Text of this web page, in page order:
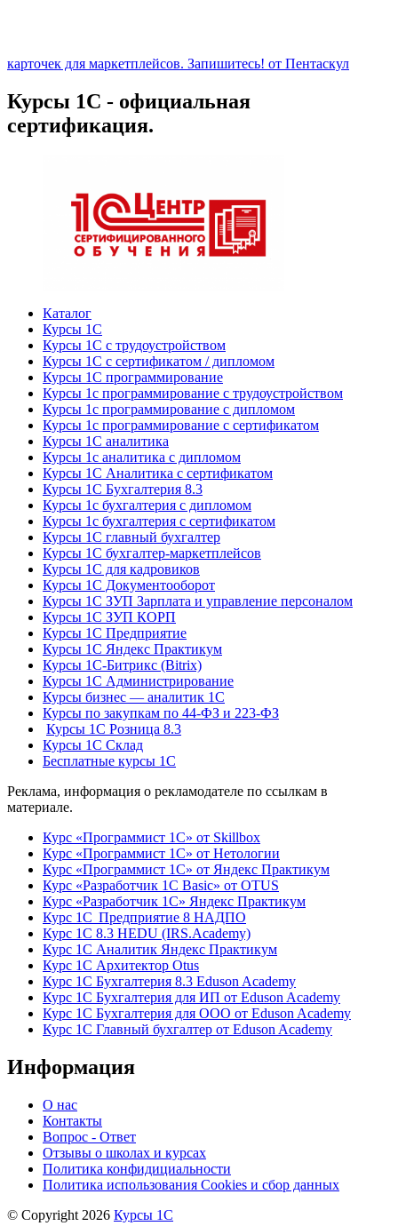
карточек для маркетплейсов. Запишитесь! от Пентаскул
Курсы 1С - официальная
сертификация.
Каталог
Курсы 1С
Курсы 1С с трудоустройством
Курсы 1С с сертификатом / дипломом
Курсы 1С программирование
Курсы 1с программирование с трудоустройством
Курсы 1с программирование с дипломом
Курсы 1с программирование с сертификатом
Курсы 1С аналитика
Курсы 1с аналитика с дипломом
Курсы 1С Аналитика с сертификатом
Курсы 1С Бухгалтерия 8.3
Курсы 1с бухгалтерия с дипломом
Курсы 1с бухгалтерия с сертификатом
Курсы 1С главный бухгалтер
Курсы 1С бухгалтер-маркетплейсов
Курсы 1С для кадровиков
Курсы 1С Документооборот
Курсы 1С ЗУП Зарплата и управление персоналом
Курсы 1С ЗУП КОРП
Курсы 1С Предприятие
Курсы 1С Яндекс Практикум
Курсы 1С-Битрикс (Bitrix)
Курсы 1С Администрирование
Курсы бизнес — аналитик 1С
Курсы по закупкам по 44‑ФЗ и 223‑ФЗ
Курсы 1С Розница 8.3
Курсы 1С Склад
Бесплатные курсы 1С
Реклама, информация о рекламодателе по ссылкам в
материале.
Курс «Программист 1С» от Skillbox
Курс «Программист 1С» от Нетологии
Курс «Программист 1С» от Яндекс Практикум
Курс «Разработчик 1С Basic» от OTUS
Курс «Разработчик 1С» Яндекс Практикум
Курс 1С Предприятие 8 НАДПО
Курс 1С 8.3 HEDU (IRS.Academy)
Курс 1С Аналитик Яндекс Практикум
Курс 1С Архитектор Otus
Курс 1С Бухгалтерия 8.3 Eduson Academy
Курс 1С Бухгалтерия для ИП от Eduson Academy
Курс 1С Бухгалтерия для ООО от Eduson Academy
Курс 1С Главный бухгалтер от Eduson Academy
Информация
О нас
Контакты
Вопрос - Ответ
Отзывы о школах и курсах
Политика конфидициальности
Политика использования Cookies и сбор данных
© Copyright 2026 Курсы 1С